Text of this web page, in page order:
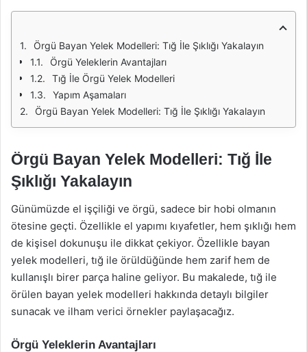
Örgü Bayan Yelek Modelleri: Tığ İle Şıklığı Yakalayın
Örgü Yeleklerin Avantajları
Tığ İle Örgü Yelek Modelleri
Yapım Aşamaları
Örgü Bayan Yelek Modelleri: Tığ İle Şıklığı Yakalayın
Örgü Bayan Yelek Modelleri: Tığ İle
Şıklığı Yakalayın
Günümüzde el işçiliği ve örgü, sadece bir hobi olmanın
ötesine geçti. Özellikle el yapımı kıyafetler, hem şıklığı hem
de kişisel dokunuşu ile dikkat çekiyor. Özellikle bayan
yelek modelleri, tığ ile örüldüğünde hem zarif hem de
kullanışlı birer parça haline geliyor. Bu makalede, tığ ile
örülen bayan yelek modelleri hakkında detaylı bilgiler
sunacak ve ilham verici örnekler paylaşacağız.
Örgü Yeleklerin Avantajları